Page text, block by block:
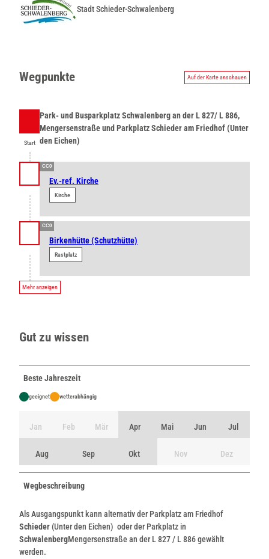
Stadt Schieder-Schwalenberg
Wegpunkte Auf der Karte anschauen
Start
Start
Park- und Busparkplatz Schwalenberg an der L 827/ L 886,
Mengersenstraße und Parkplatz Schieder am Friedhof (Unter
den Eichen)
CC0
Ev.-ref. Kirche
Kirche
CC0
Birkenhütte (Schutzhütte)
Rastplatz
Mehr anzeigen
Gut zu wissen
Beste Jahreszeit
geeignet wetterabhängig
Jan Feb Mär Apr Mai Jun Jul
Aug Sep Okt Nov Dez
Wegbeschreibung
Als Ausgangspunkt kann alternativ der Parkplatz am Friedhof
Schieder (Unter den Eichen) oder der Parkplatz in
SchwalenbergMengersenstraße an der L 827 / L 886 gewählt
werden.